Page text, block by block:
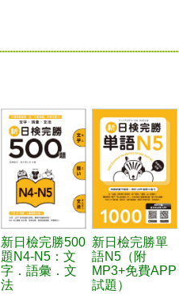
新日檢完勝500
題N4-N5：文
字．語彙．文
法
新日檢完勝單
語N5（附
MP3+免費APP
試題）